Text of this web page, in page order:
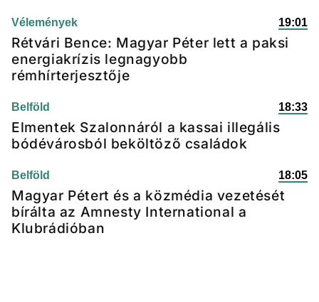
Vélemények 19:01
Rétvári Bence: Magyar Péter lett a paksi
energiakrízis legnagyobb
rémhírterjesztője
Belföld 18:33
Elmentek Szalonnáról a kassai illegális
bódévárosból beköltöző családok
Belföld 18:05
Magyar Pétert és a közmédia vezetését
bírálta az Amnesty International a
Klubrádióban